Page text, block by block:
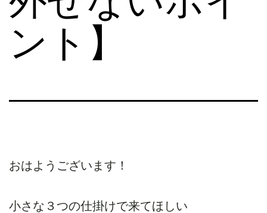
プ
ント】
おはようございます！
小さな３つの仕掛けで来てほしい